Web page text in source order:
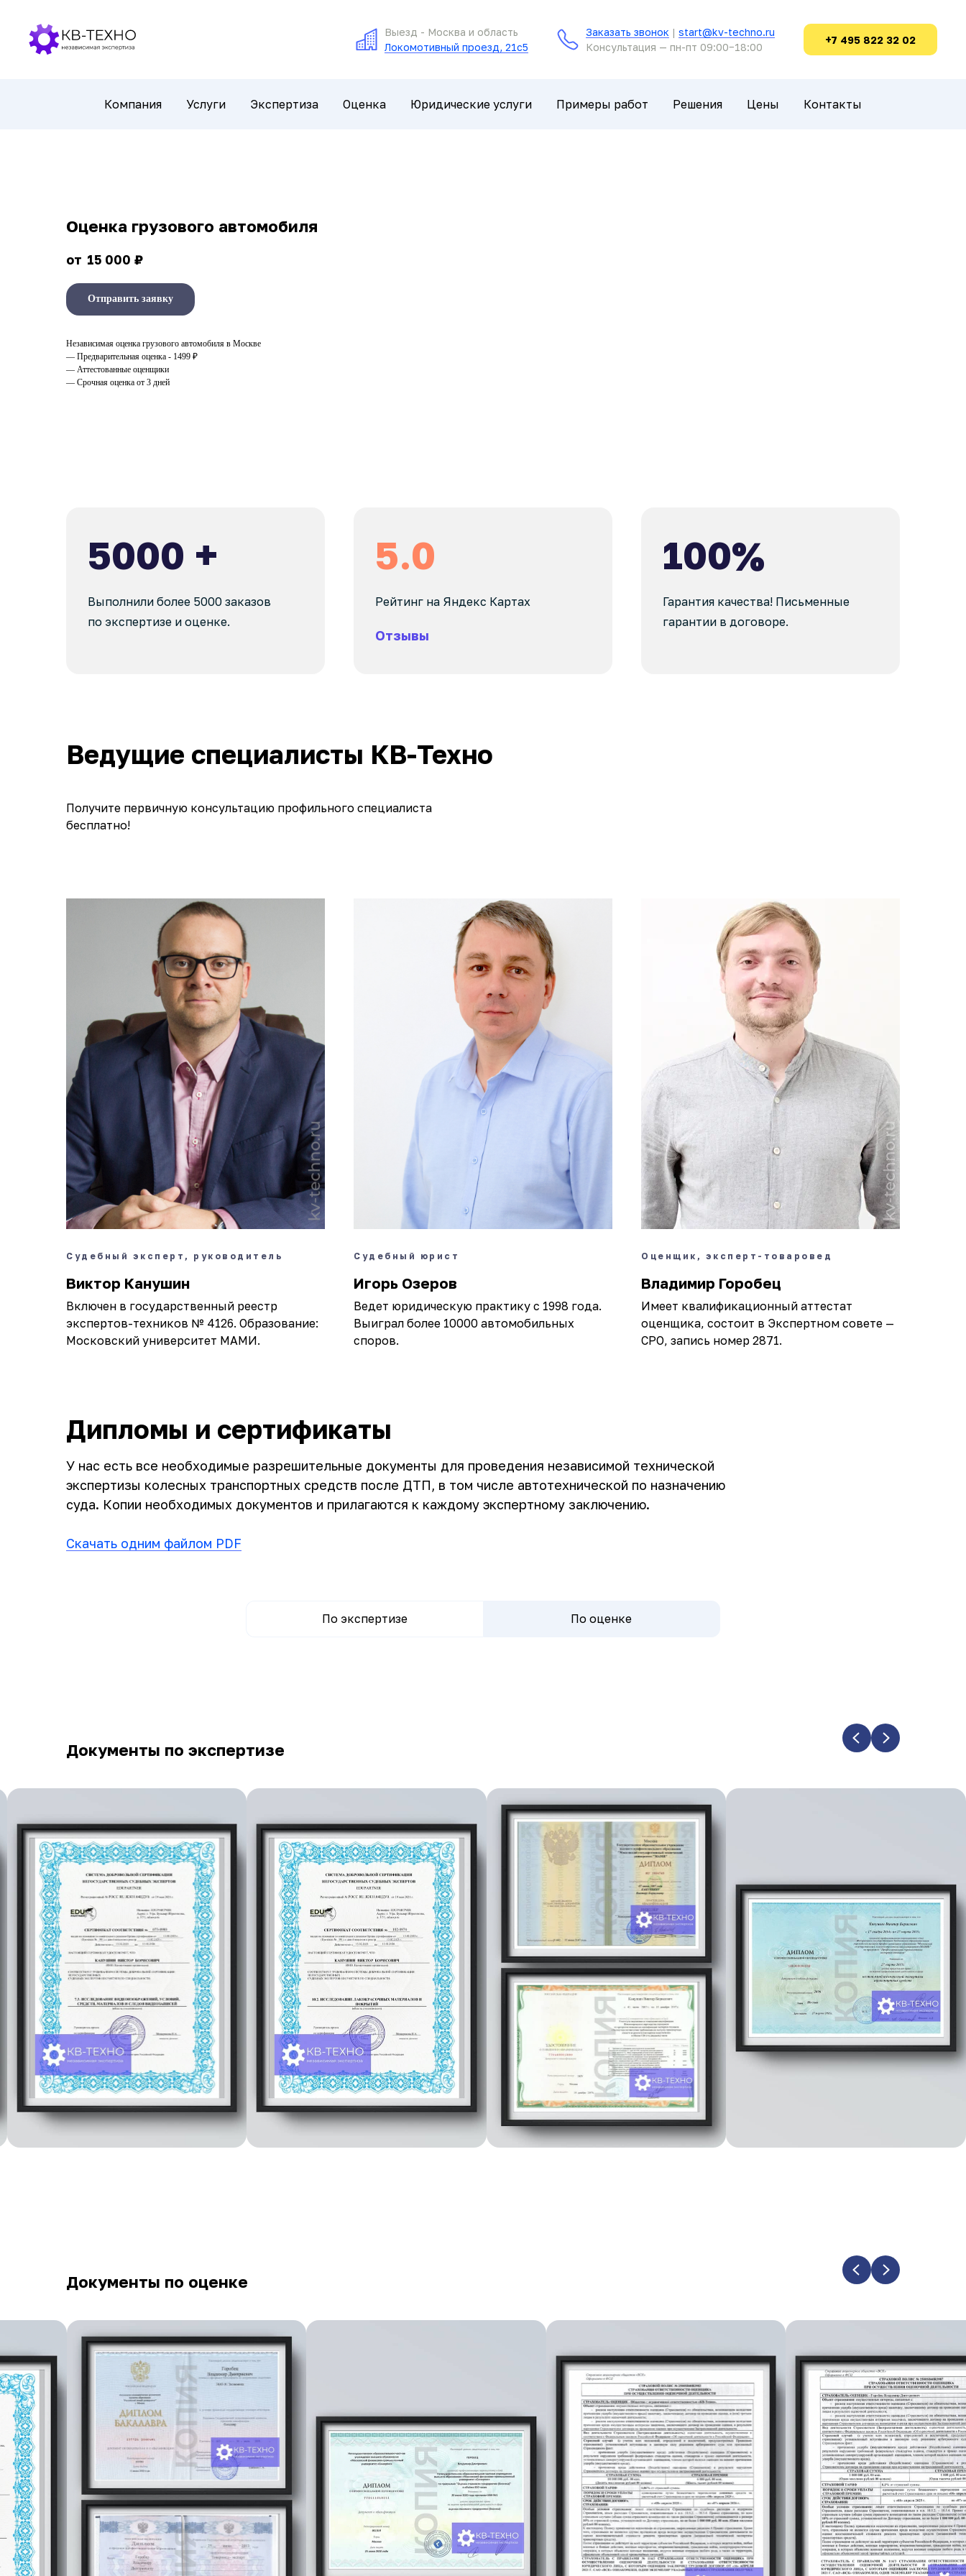
Выезд - Москва и область
Локомотивный проезд, 21с5
Заказать звонок | start@kv-techno.ru
Консультация — пн-пт 09:00−18:00
+7 495 822 32 02
Компания Услуги Экспертиза Оценка Юридические услуги Примеры работ Решения Цены Контакты
Оценка грузового автомобиля
15 000 ₽
Отправить заявку
Независимая оценка грузового автомобиля в Москве
— Предварительная оценка - 1499 ₽
— Аттестованные оценщики
— Срочная оценка от 3 дней
5000 +
Выполнили более 5000 заказов
по экспертизе и оценке.
5.0
Рейтинг на Яндекс Картах
Отзывы
100%
Гарантия качества! Письменные
гарантии в договоре.
Ведущие специалисты КВ-Техно
Получите первичную консультацию профильного специалиста
бесплатно!
Судебный эксперт, руководитель
Виктор Канушин
Включен в государственный реестр
экспертов-техников № 4126. Образование:
Московский университет МАМИ.
Судебный юрист
Игорь Озеров
Ведет юридическую практику с 1998 года.
Выиграл более 10000 автомобильных
споров.
Оценщик, эксперт-товаровед
Владимир Горобец
Имеет квалификационный аттестат
оценщика, состоит в Экспертном совете —
СРО, запись номер 2871.
Дипломы и сертификаты
У нас есть все необходимые разрешительные документы для проведения независимой технической
экспертизы колесных транспортных средств после ДТП, в том числе автотехнической по назначению
суда. Копии необходимых документов и прилагаются к каждому экспертному заключению.
Скачать одним файлом PDF
По экспертизе По оценке
Документы по экспертизе
Документы по оценке